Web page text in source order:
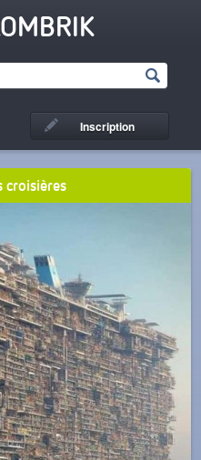
Inscription
croisières